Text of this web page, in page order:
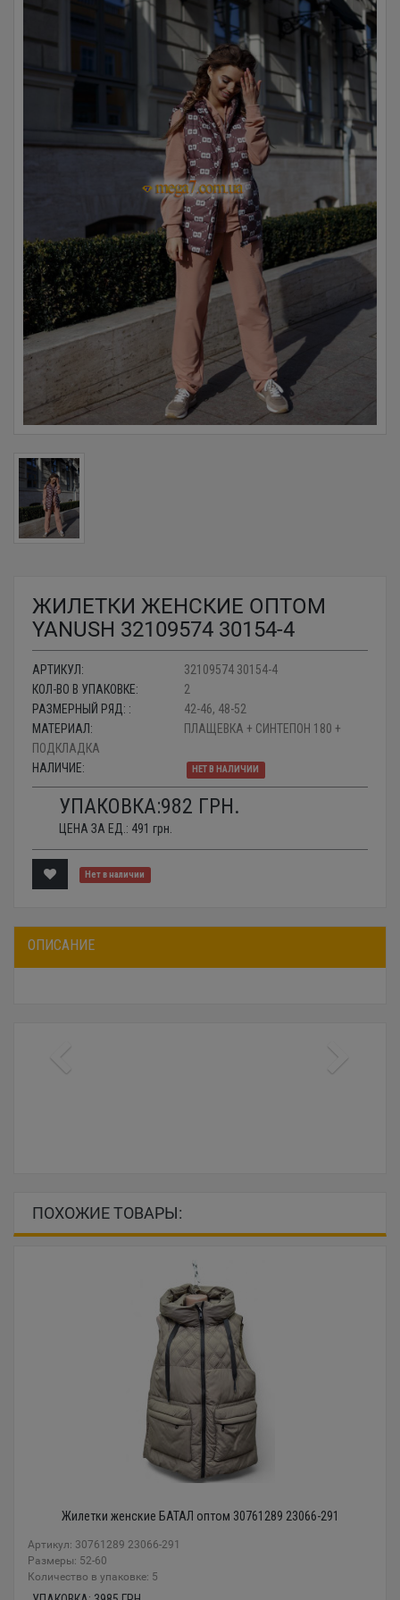
ЖИЛЕТКИ ЖЕНСКИЕ ОПТОМ
YANUSH 32109574 30154-4
АРТИКУЛ:
32109574 30154-4
КОЛ-ВО В УПАКОВКЕ:
2
РАЗМЕРНЫЙ РЯД: :
42-46, 48-52
МАТЕРИАЛ:
ПЛАЩЕВКА + СИНТЕПОН 180 +
ПОДКЛАДКА
НАЛИЧИЕ:
НЕТ В НАЛИЧИИ
УПАКОВКА:982 ГРН.
ЦЕНА ЗА ЕД.: 491 грн.
Нет в наличии
ОПИСАНИЕ
ПОХОЖИЕ ТОВАРЫ:
Жилетки женские БАТАЛ оптом 30761289 23066-291
Артикул: 30761289 23066-291
Размеры: 52-60
Количество в упаковке: 5